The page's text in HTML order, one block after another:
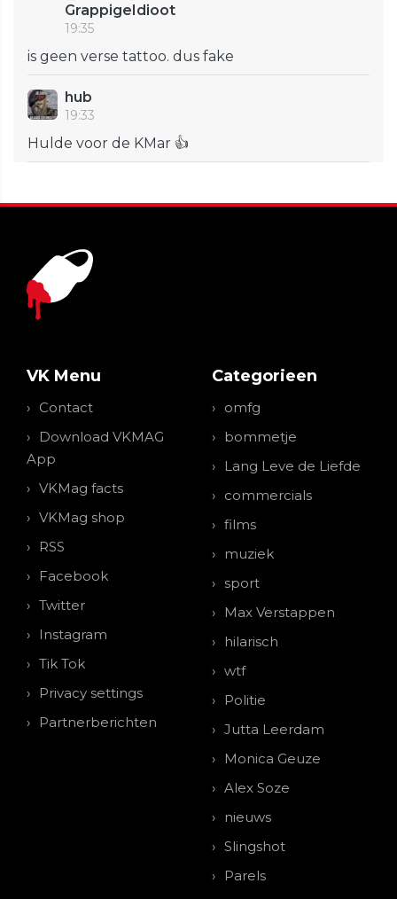
GrappigeIdioot
19:35
is geen verse tattoo. dus fake
hub
19:33
Hulde voor de KMar 👍
VK Menu
Contact
Download VKMAG
App
VKMag facts
VKMag shop
RSS
Facebook
Twitter
Instagram
Tik Tok
Privacy settings
Partnerberichten
Categorieen
omfg
bommetje
Lang Leve de Liefde
commercials
films
muziek
sport
Max Verstappen
hilarisch
wtf
Politie
Jutta Leerdam
Monica Geuze
Alex Soze
nieuws
Slingshot
Parels